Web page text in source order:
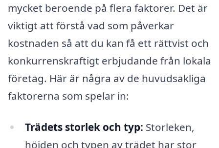
mycket beroende på flera faktorer. Det är
viktigt att förstå vad som påverkar
kostnaden så att du kan få ett rättvist och
konkurrenskraftigt erbjudande från lokala
företag. Här är några av de huvudsakliga
faktorerna som spelar in:
Trädets storlek och typ: Storleken,
höjden och typen av trädet har stor